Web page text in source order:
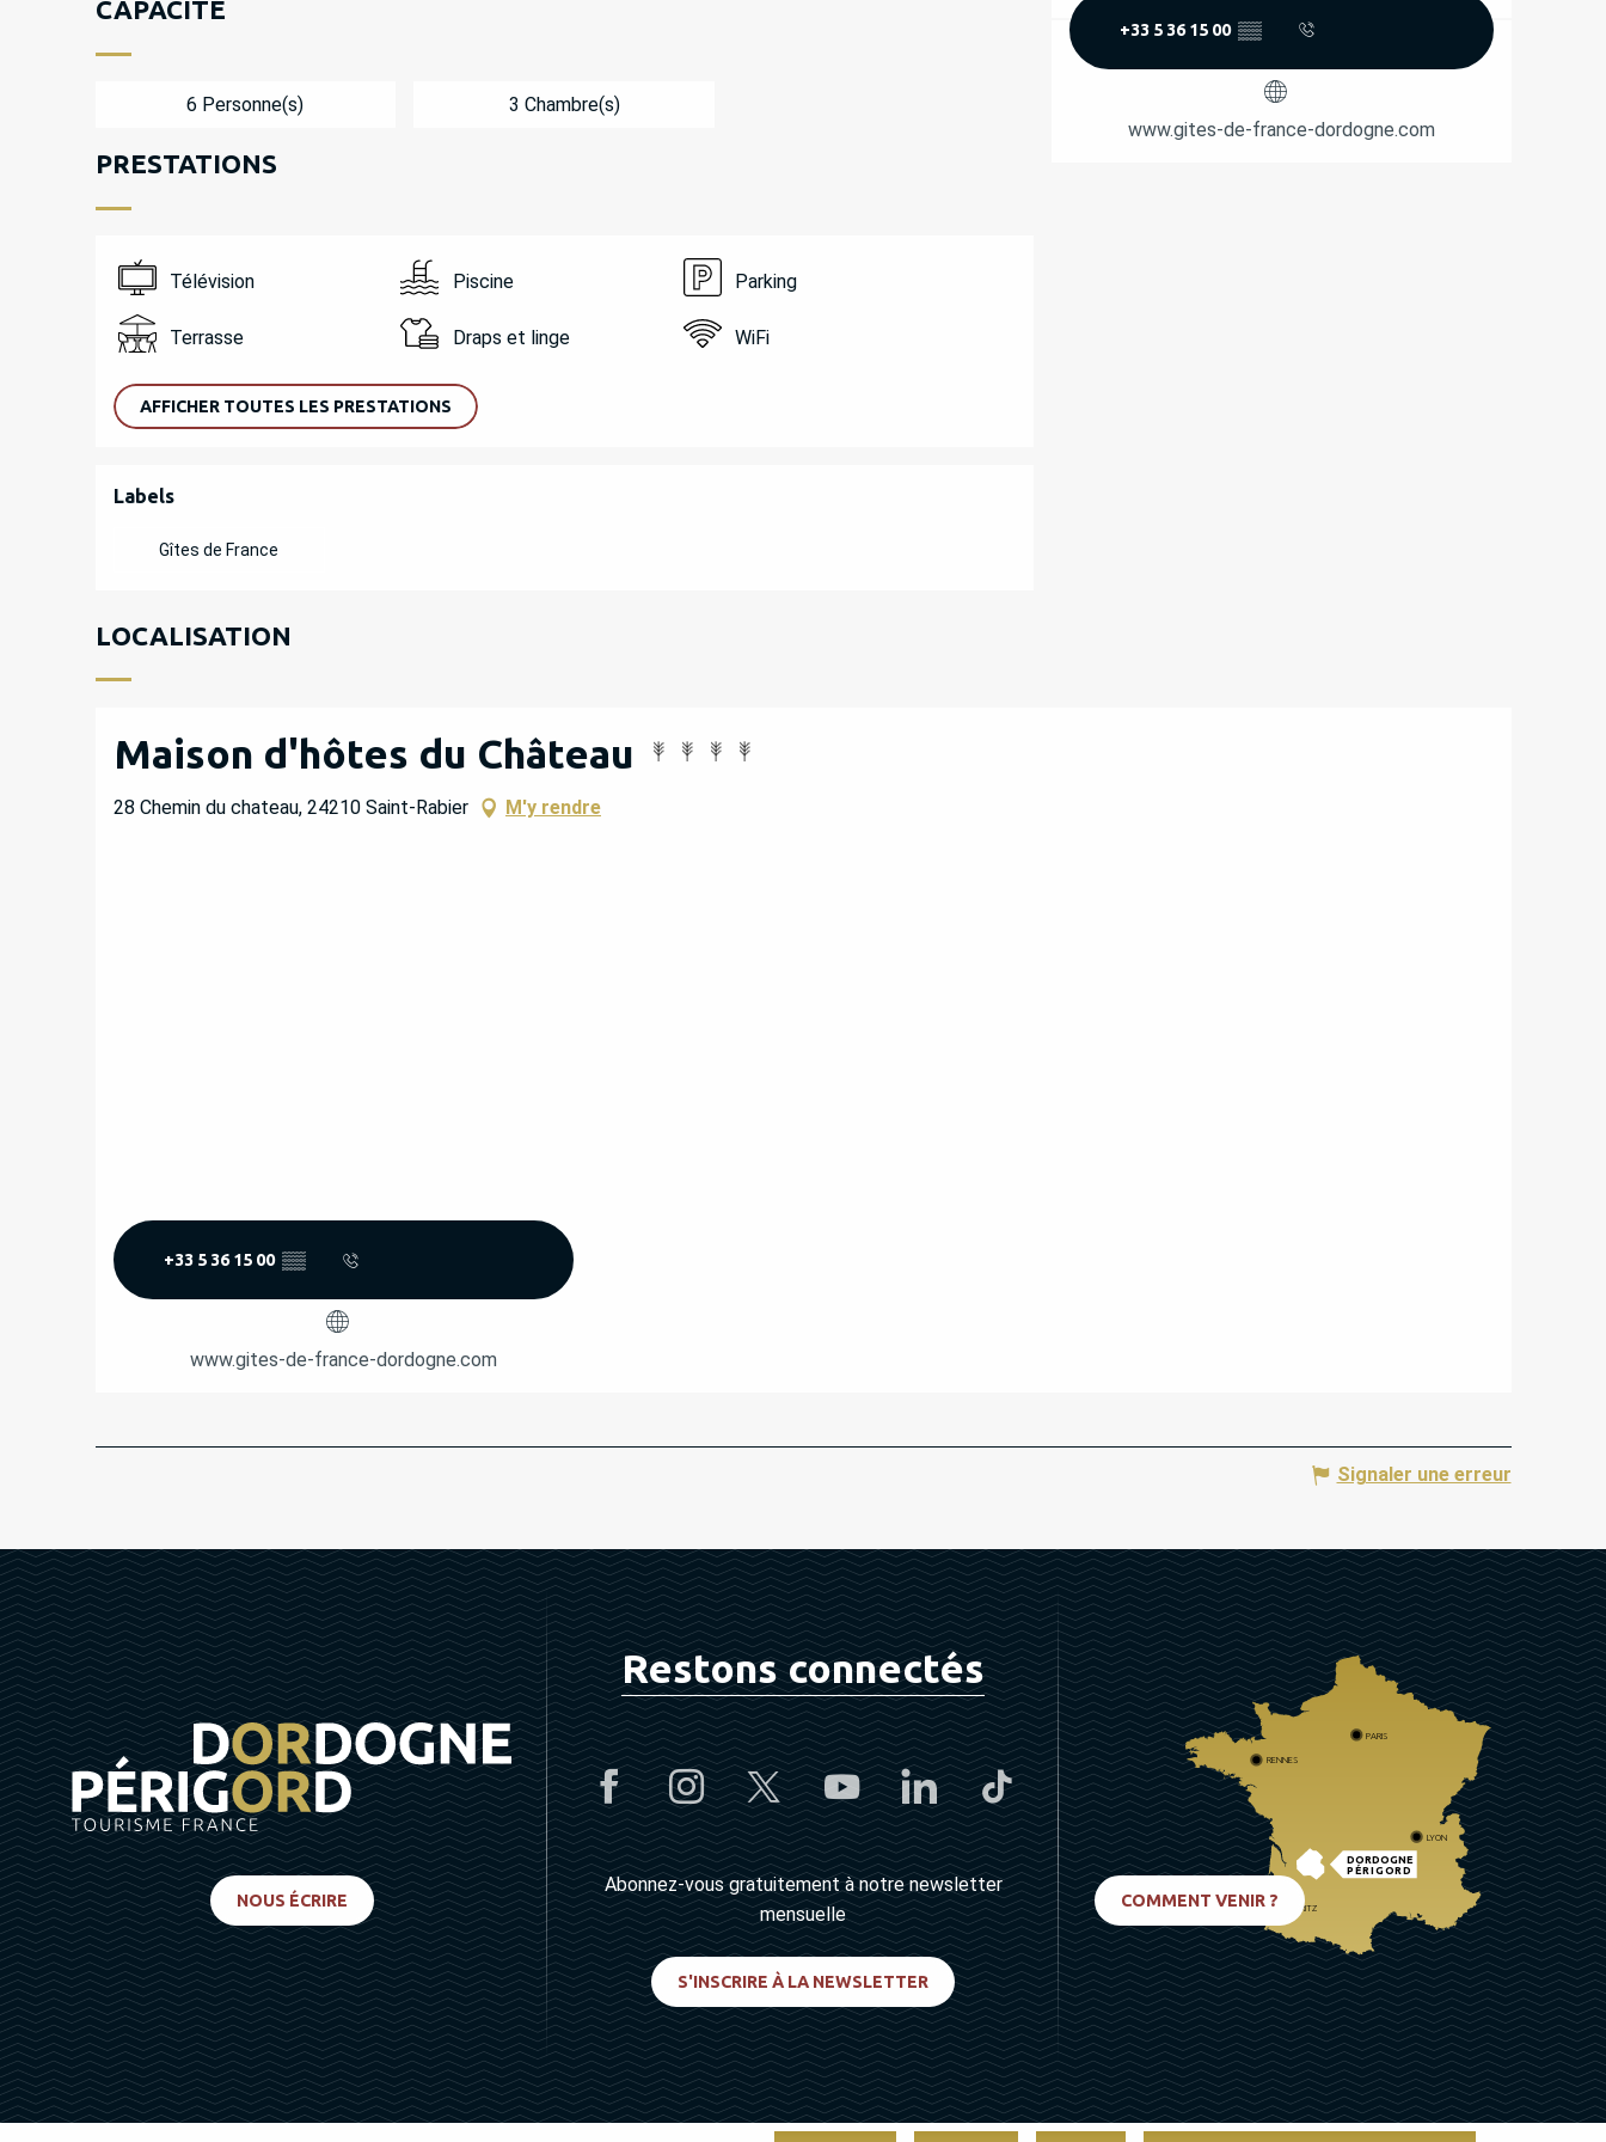
+33 5 36 15 00 ▒▒
www.gites-de-france-dordogne.com
CAPACITÉ
6 Personne(s) 3 Chambre(s)
PRESTATIONS
Télévision Piscine Parking
Terrasse Draps et linge WiFi
AFFICHER TOUTES LES PRESTATIONS
OFFRES DE PRESTATIONS
Labels
Labels
Gîtes de France
LOCALISATION
Maison d'hôtes du Château
28 Chemin du chateau, 24210 Saint-Rabier M'y rendre
+33 5 36 15 00 ▒▒
www.gites-de-france-dordogne.com
Signaler une erreur
NOUS ÉCRIRE
Restons connectés
Abonnez-vous gratuitement à notre newsletter
mensuelle
S'INSCRIRE À LA NEWSLETTER
DORDOGNE
PÉRIGORD
PARIS
RENNES
LYON
BIARRITZ
COMMENT VENIR ?